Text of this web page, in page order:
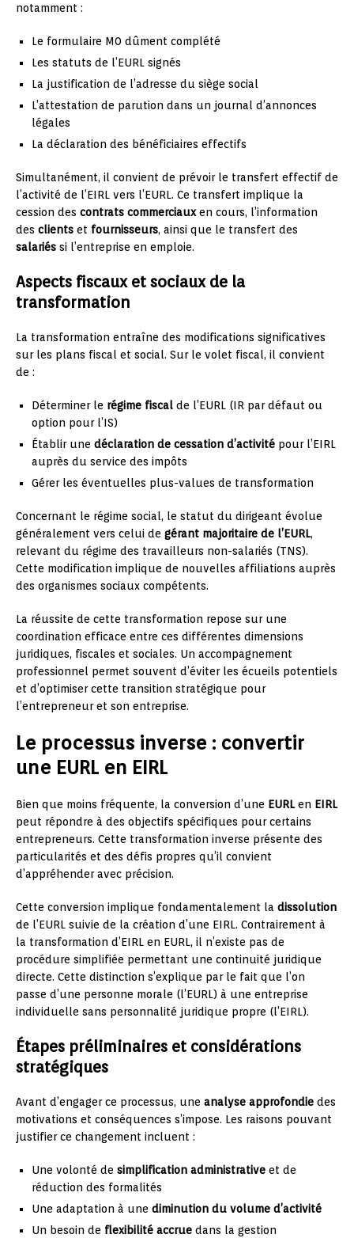
notamment :
Le formulaire M0 dûment complété
Les statuts de l’EURL signés
La justification de l’adresse du siège social
L’attestation de parution dans un journal d’annonces
légales
La déclaration des bénéficiaires effectifs
Simultanément, il convient de prévoir le transfert effectif de
l’activité de l’EIRL vers l’EURL. Ce transfert implique la
cession des contrats commerciauxen cours, l’information
des clients et fournisseurs, ainsi que le transfert des
salariés si l’entreprise en emploie.
Aspects fiscaux et sociaux de la
transformation
La transformation entraîne des modifications significatives
sur les plans fiscal et social. Sur le volet fiscal, il convient
de :
Déterminer le régime fiscal de l’EURL (IR par défaut ou
option pour l’IS)
Établir une déclaration de cessation d’activité pour l’EIRL
auprès du service des impôts
Gérer les éventuelles plus-values de transformation
Concernant le régime social, le statut du dirigeant évolue
généralement vers celui de gérant majoritaire de l’EURL,
relevant du régime des travailleurs non-salariés (TNS).
Cette modification implique de nouvelles affiliations auprès
des organismes sociaux compétents.
La réussite de cette transformation repose sur une
coordination efficace entre ces différentes dimensions
juridiques, fiscales et sociales. Un accompagnement
professionnel permet souvent d’éviter les écueils potentiels
et d’optimiser cette transition stratégique pour
l’entrepreneur et son entreprise.
Le processus inverse : convertir
une EURL en EIRL
Bien que moins fréquente, la conversion d’une EURL en EIRL
peut répondre à des objectifs spécifiques pour certains
entrepreneurs. Cette transformation inverse présente des
particularités et des défis propres qu’il convient
d’appréhender avec précision.
Cette conversion implique fondamentalement la dissolution
de l’EURL suivie de la création d’une EIRL. Contrairement à
la transformation d’EIRL en EURL, il n’existe pas de
procédure simplifiée permettant une continuité juridique
directe. Cette distinction s’explique par le fait que l’on
passe d’une personne morale (l’EURL) à une entreprise
individuelle sans personnalité juridique propre (l’EIRL).
Étapes préliminaires et considérations
stratégiques
Avant d’engager ce processus, une analyse approfondie des
motivations et conséquences s’impose. Les raisons pouvant
justifier ce changement incluent :
Une volonté de simplification administrative et de
réduction des formalités
Une adaptation à une diminution du volume d’activité
Un besoin de flexibilité accrue dans la gestion